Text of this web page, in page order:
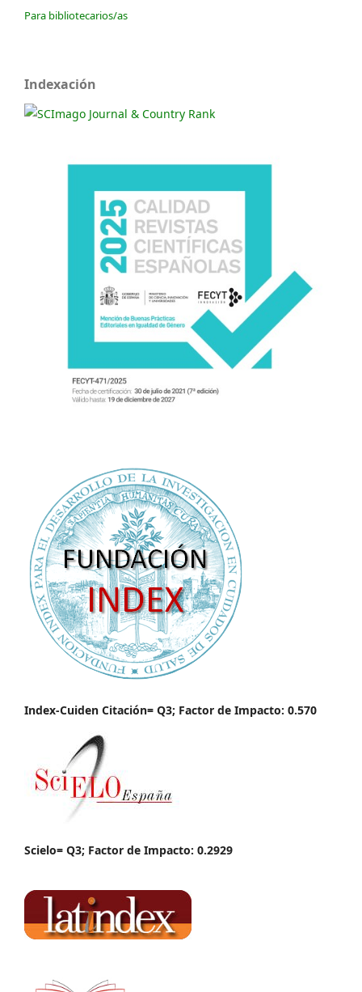
Para bibliotecarios/as
Indexación
Index-Cuiden Citación= Q3; Factor de Impacto: 0.570
Scielo= Q3; Factor de Impacto: 0.2929